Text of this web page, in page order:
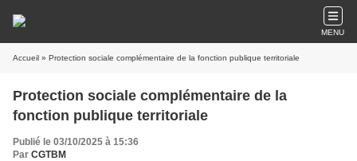
MENU
Accueil » Protection sociale complémentaire de la fonction publique territoriale
Protection sociale complémentaire de la
fonction publique territoriale
Publié le 03/10/2025 à 15:36
Par CGTBM